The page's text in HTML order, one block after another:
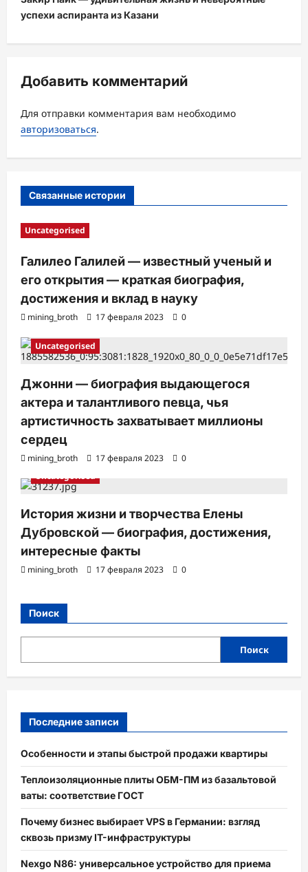
а
ц
я
з
а
успехи аспиранта из Казани
Добавить комментарий
Для отправки комментария вам необходимо
авторизоваться.
Связанные истории
Uncategorised
Галилео Галилей — известный ученый и
его открытия — краткая биография,
достижения и вклад в науку
mining_broth 17 февраля 2023 0
Uncategorised
Джонни — биография выдающегося
актера и талантливого певца, чья
артистичность захватывает миллионы
сердец
mining_broth 17 февраля 2023
0
Uncategorised
История жизни и творчества Елены
Дубровской — биография, достижения,
интересные факты
mining_broth 17 февраля 2023 0
Поиск
Поиск
Последние записи
Особенности и этапы быстрой продажи квартиры
Теплоизоляционные плиты ОБМ-ПМ из базальтовой
ваты: соответствие ГОСТ
Почему бизнес выбирает VPS в Германии: взгляд
сквозь призму IT-инфраструктуры
Nexgo N86: универсальное устройство для приема